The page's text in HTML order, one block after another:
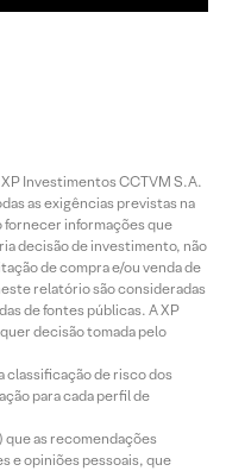
Investimentos CCTVM S.A.
as exigências previstas na
informações que
decisão de investimento, não
de compra e/ou venda de
relatório são consideradas
de fontes públicas. A XP
decisão tomada pelo
classificação de risco dos
para cada perfil de
que as recomendações
e opiniões pessoais, que